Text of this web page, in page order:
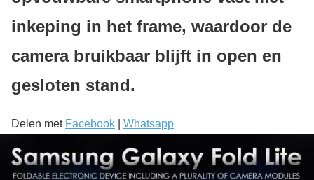
inkeping in het frame, waardoor de
camera bruikbaar blijft in open en
gesloten stand.
Delen met Facebook Whatsapp